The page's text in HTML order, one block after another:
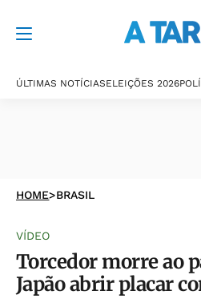
ÚLTIMAS NOTÍCIASELEIÇÕES 2026
HOME>BRASIL
VÍDEO
Torcedor morre ao
Japão abrir placar